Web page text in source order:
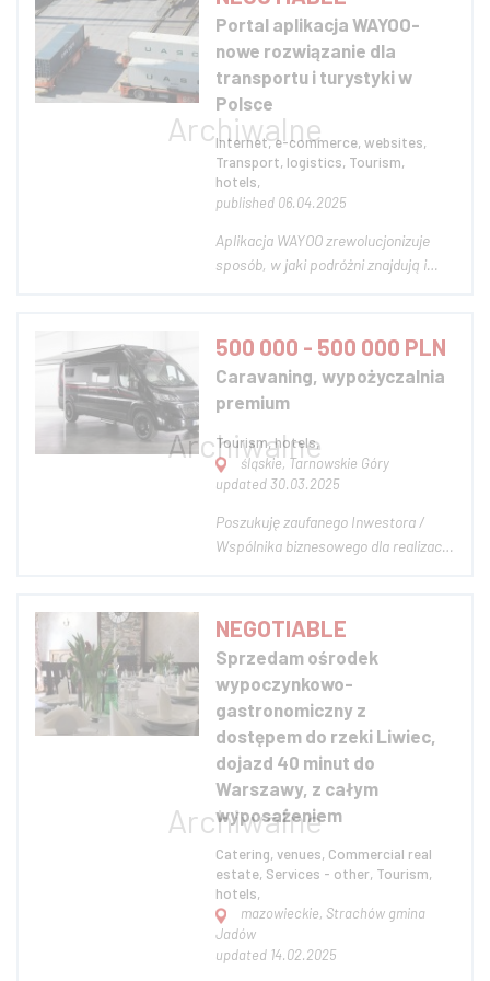
Nieruchomość w pełni urządzona,
doskonale utrzymana, funkcjonującą i
dochodowa, gotowa do...
Portal aplikacja WAYOO-
nowe rozwiązanie dla
transportu i turystyki w
Polsce
Internet, e-commerce, websites,
Transport, logistics, Tourism,
hotels,
published 06.04.2025
Aplikacja WAYOO zrewolucjonizuje
sposób, w jaki podróżni znajdują i
poszukujące przewozu z
przewoźnikami, oferując wygodne,
szybkie i co najważniejsze bezpieczne
rozwiązanie dla milionów
użytkowników...
500 000 - 500 000 PLN
Caravaning, wypożyczalnia
premium
Tourism, hotels,
śląskie, Tarnowskie Góry
updated 30.03.2025
Poszukuję zaufanego Inwestora /
Wspólnika biznesowego dla realizacji
caravaningowej dla obsługi
wymagających Klientów.
Wypożyczalnia Camper-Vanów
markowego producenta, z
dedykowaną...
NEGOTIABLE
Sprzedam ośrodek
wypoczynkowo-
gastronomiczny z
dostępem do rzeki Liwiec,
dojazd 40 minut do
Warszawy, z całym
wyposażeniem
Catering, venues, Commercial real
estate, Services - other, Tourism,
hotels,
mazowieckie, Strachów gmina
Jadów
updated 14.02.2025